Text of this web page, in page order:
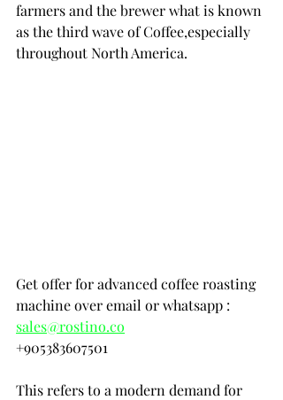
farmers and the brewer what is known
as the third wave of Coffee,especially
throughout North America.
Get offer for advanced coffee roasting
machine over email or whatsapp :
sales@rostino.co
+905383607501
This refers to a modern demand for